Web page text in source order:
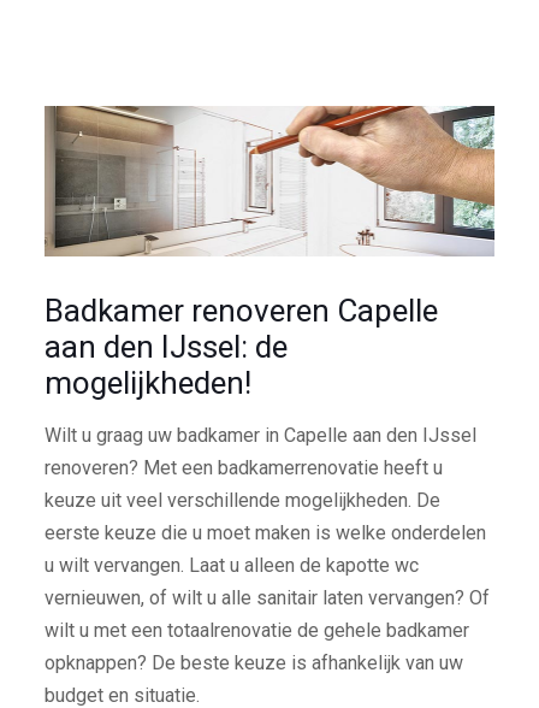
Badkamer renoveren Capelle
aan den IJssel: de
mogelijkheden!
Wilt u graag uw badkamer in Capelle aan den IJssel
renoveren? Met een badkamerrenovatie heeft u
keuze uit veel verschillende mogelijkheden. De
eerste keuze die u moet maken is welke onderdelen
u wilt vervangen. Laat u alleen de kapotte wc
vernieuwen, of wilt u alle sanitair laten vervangen? Of
wilt u met een totaalrenovatie de gehele badkamer
opknappen? De beste keuze is afhankelijk van uw
budget en situatie.